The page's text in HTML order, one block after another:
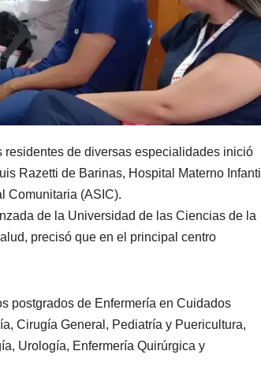
residentes de diversas especialidades inició
Razetti de Barinas, Hospital Materno Infantil
Comunitaria (ASIC).
de la Universidad de las Ciencias de la
precisó que en el principal centro
postgrados de Enfermería en Cuidados
Cirugía General, Pediatría y Puericultura,
Urología, Enfermería Quirúrgica y